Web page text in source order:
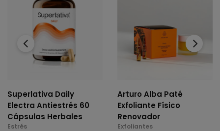
Superlativa Daily
Electra Antiestrés 60
Cápsulas Herbales
Estrés
Arturo Alba Paté
Exfoliante Físico
Renovador
Exfoliantes
‹ ›